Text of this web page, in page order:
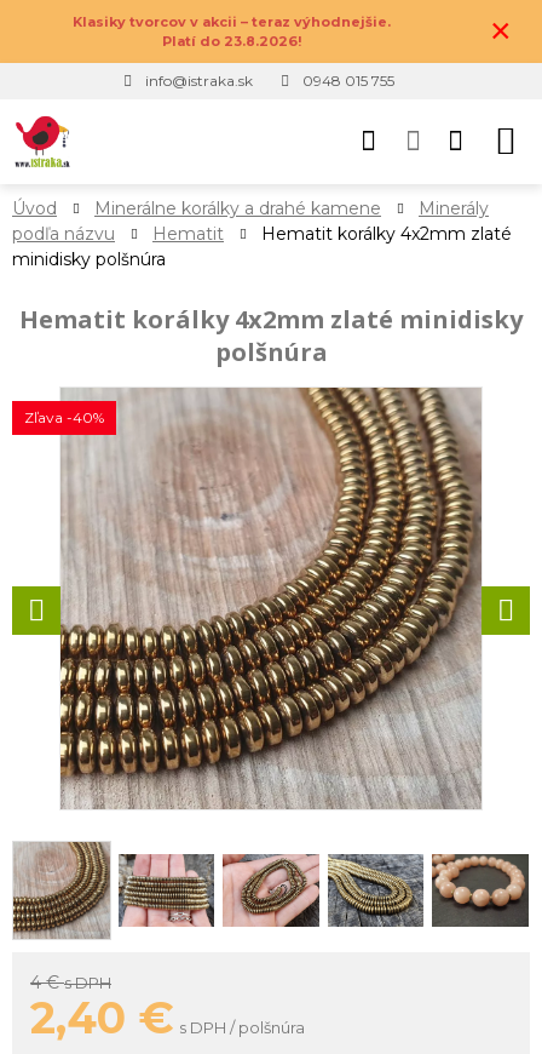
Klasiky tvorcov v akcii – teraz výhodnejšie.
Platí do 23.8.2026!
×
info@istraka.sk 0948 015 755
Úvod Minerálne korálky a drahé kamene
Minerály
podľa názvu
Hematit
Hematit korálky 4x2mm zlaté
minidisky polšnúra
Hematit korálky 4x2mm zlaté minidisky
polšnúra
Zľava -40%
4 €s DPH
2,40 € s DPH / polšnúra